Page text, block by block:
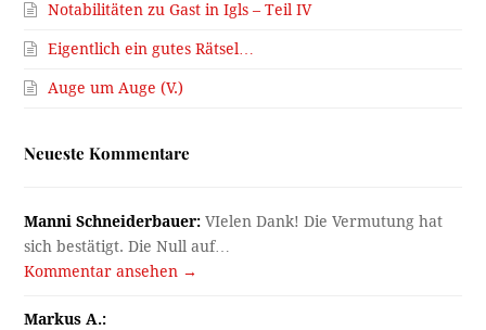
Notabilitäten zu Gast in Igls – Teil IV
Eigentlich ein gutes Rätsel…
Auge um Auge (V.)
Neueste Kommentare
Manni Schneiderbauer: VIelen Dank! Die Vermutung hat
sich bestätigt. Die Null auf…
Kommentar ansehen →
Markus A.: